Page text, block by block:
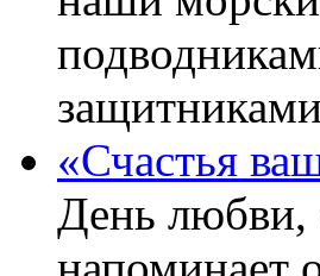
«Счастья
День любви,